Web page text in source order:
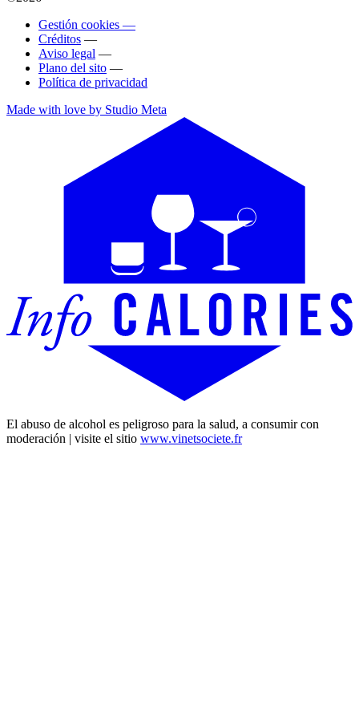
Gestión cookies —
Créditos —
Aviso legal —
Plano del sito —
Política de privacidad
Made with love by Studio Meta
El abuso de alcohol es peligroso para la salud, a consumir con
moderación | visite el sitio www.vinetsociete.fr